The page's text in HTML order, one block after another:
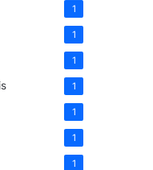
1
1
1
1
1
1
1